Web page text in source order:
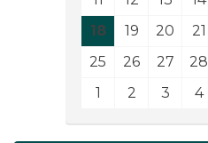
18
19 20 21
25
26 27 28
1
2 3 4